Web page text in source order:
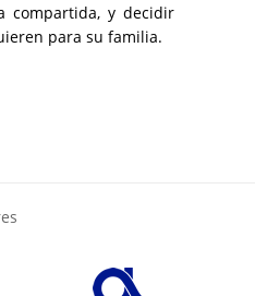
compartida, y decidir
para su familia.